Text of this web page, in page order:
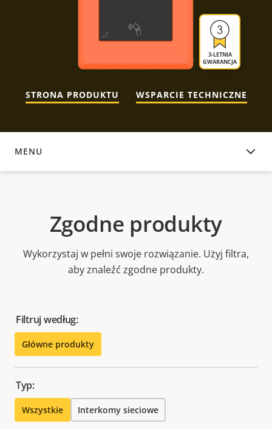
3-LETNIA
GWARANCJA
STRONA PRODUKTU WSPARCIE TECHNICZNE
MENU
ZGODNE PRODUKTY
Zgodne produkty
Wykorzystaj w pełni swoje rozwiązanie. Użyj filtra,
aby znaleźć zgodne produkty.
Filtruj według:
Główne produkty
Typ:
Wszystkie Interkomy sieciowe